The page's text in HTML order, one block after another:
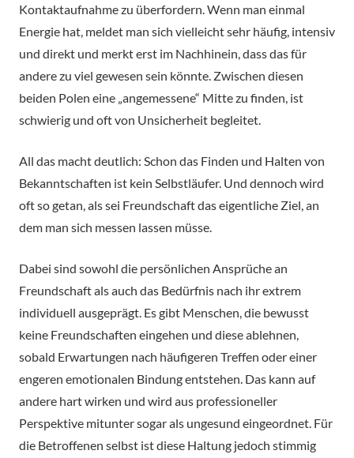
Kontaktaufnahme zu überfordern. Wenn man einmal
Energie hat, meldet man sich vielleicht sehr häufig, intensiv
und direkt und merkt erst im Nachhinein, dass das für
andere zu viel gewesen sein könnte. Zwischen diesen
beiden Polen eine „angemessene“ Mitte zu finden, ist
schwierig und oft von Unsicherheit begleitet.
All das macht deutlich: Schon das Finden und Halten von
Bekanntschaften ist kein Selbstläufer. Und dennoch wird
oft so getan, als sei Freundschaft das eigentliche Ziel, an
dem man sich messen lassen müsse.
Dabei sind sowohl die persönlichen Ansprüche an
Freundschaft als auch das Bedürfnis nach ihr extrem
individuell ausgeprägt. Es gibt Menschen, die bewusst
keine Freundschaften eingehen und diese ablehnen,
sobald Erwartungen nach häufigeren Treffen oder einer
engeren emotionalen Bindung entstehen. Das kann auf
andere hart wirken und wird aus professioneller
Perspektive mitunter sogar als ungesund eingeordnet. Für
die Betroffenen selbst ist diese Haltung jedoch stimmig